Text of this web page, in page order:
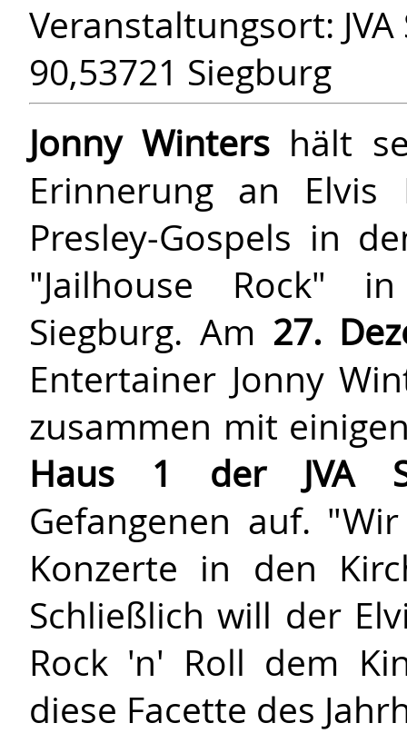
Veranstaltungsort:
90,53721 Siegburg
Jonny Wintershält
Erinnerung an Elvis
Presley-Gospels in
"Jailhouse Rock"
Siegburg. Am 27.
Entertainer Jonny
zusammen mit
Haus 1 der JVA
Gefangenen auf.
Konzerte in den
Schließlich will der
Rock 'n' Roll dem
diese Facette des